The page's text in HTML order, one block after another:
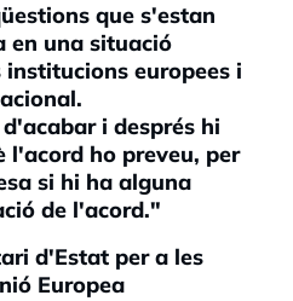
que s'estan
en una situació
europees i
i després hi
l'acord ho preveu, per
si hi ha alguna
de l'acord."
d'Estat per a les
Europea